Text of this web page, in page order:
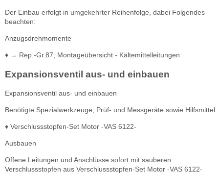
Der Einbau erfolgt in umgekehrter Reihenfolge, dabei Folgendes
beachten:
Anzugsdrehmomente
♦ → Rep.-Gr.87; Montageübersicht - Kältemittelleitungen
Expansionsventil aus- und einbauen
Expansionsventil aus- und einbauen
Benötigte Spezialwerkzeuge, Prüf- und Messgeräte sowie Hilfsmittel
♦ Verschlussstopfen-Set Motor -VAS 6122-
Ausbauen
Offene Leitungen und Anschlüsse sofort mit sauberen
Verschlussstopfen aus Verschlussstopfen-Set Motor -VAS 6122-